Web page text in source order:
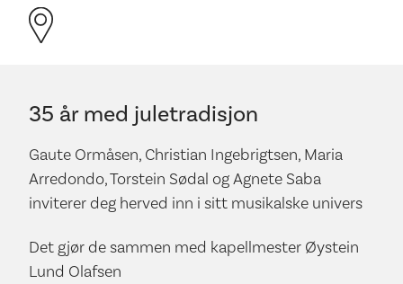
35 år med juletradisjon
Gaute Ormåsen, Christian Ingebrigtsen, Maria
Arredondo, Torstein Sødal og Agnete Saba
inviterer deg herved inn i sitt musikalske univers
Det gjør de sammen med kapellmester Øystein
Lund Olafsen